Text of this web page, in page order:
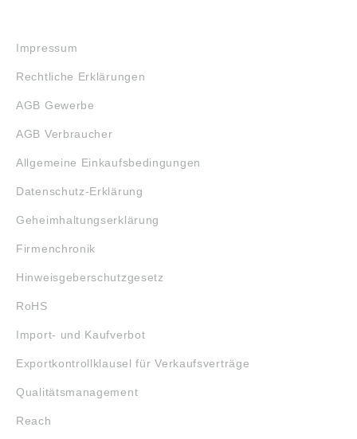
Impressum
Rechtliche Erklärungen
AGB Gewerbe
AGB Verbraucher
Allgemeine Einkaufsbedingungen
Datenschutz-Erklärung
Geheimhaltungserklärung
Firmenchronik
Hinweisgeberschutzgesetz
RoHS
Import- und Kaufverbot
Exportkontrollklausel für Verkaufsverträge
Qualitätsmanagement
Reach